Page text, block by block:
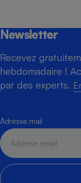
Newsletter
Recevez
hebdomadaire !
par des experts.
Adresse mail